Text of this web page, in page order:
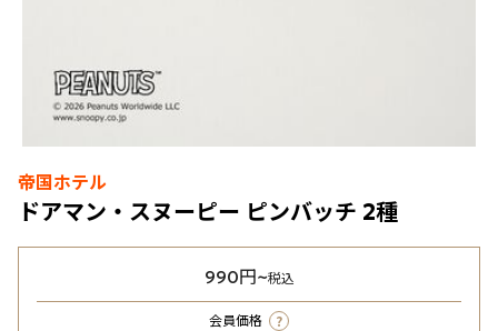
帝国ホテル
ドアマン・スヌーピー ピンバッチ 2種
990円~税込
会員価格 ?